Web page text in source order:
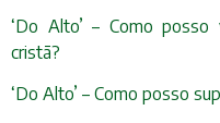
‘Do Alto’ – Como
cristã?
‘Do Alto’ – Como posso